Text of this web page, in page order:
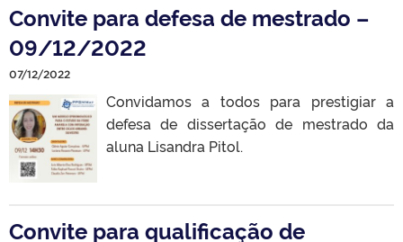
Convite para defesa de mestrado –
09/12/2022
07/12/2022
Convidamos a todos para prestigiar a
defesa de dissertação de mestrado da
aluna Lisandra Pitol.
Convite para qualificação de